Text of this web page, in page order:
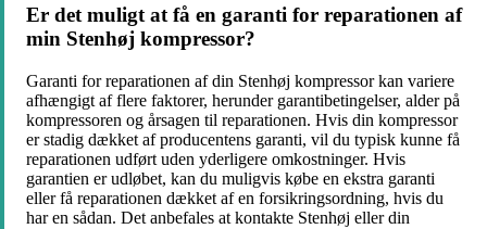
Er det muligt at få en garanti for reparationen af
min Stenhøj kompressor?
Garanti for reparationen af din Stenhøj kompressor kan variere
afhængigt af flere faktorer, herunder garantibetingelser, alder på
kompressoren og årsagen til reparationen. Hvis din kompressor
er stadig dækket af producentens garanti, vil du typisk kunne få
reparationen udført uden yderligere omkostninger. Hvis
garantien er udløbet, kan du muligvis købe en ekstra garanti
eller få reparationen dækket af en forsikringsordning, hvis du
har en sådan. Det anbefales at kontakte Stenhøj eller din